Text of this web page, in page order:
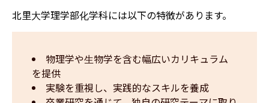
北里大学理学部化学科には以下の特徴があります。
物理学や生物学を含む幅広いカリキュラム
を提供
実験を重視し、実践的なスキルを養成